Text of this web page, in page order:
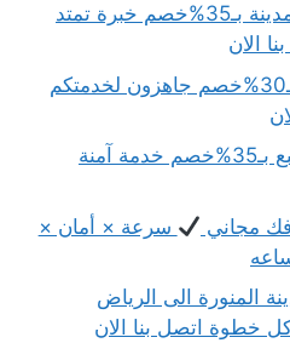
افضل شركة نقل اثاث بالمدينة بـ35%خصم خبرة تمتد
الان
دينات نقل عفش الدمام بـ30%خصم جاهزون لخدمتكم
نقل عفش من مكة الى ينبع بـ35%خصم خدمة آمنة
مجاني
سرعة × أمان ×
المنورة الى الرياض